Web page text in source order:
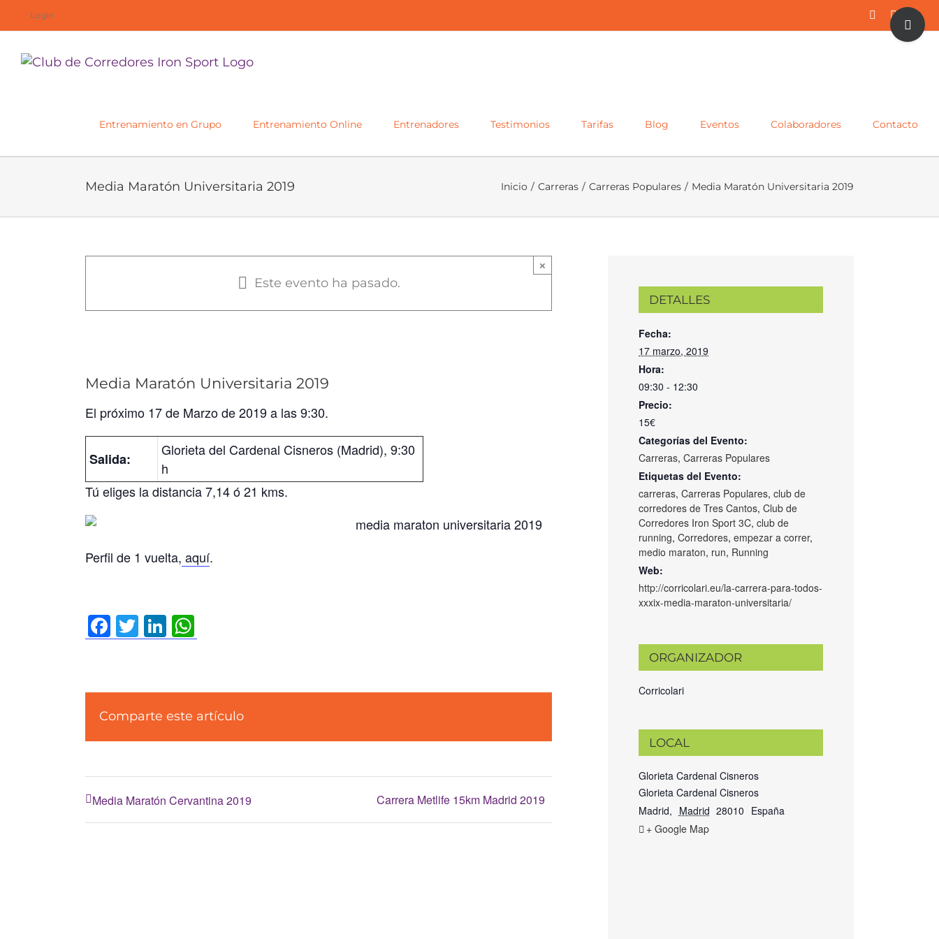
Saltar
al
Login Facebook
Twitter
Entrenamiento en Grupo Entrenamiento Online Entrenadores Testimonios Tarifas Blog Eventos Colaboradores Contacto
Media Maratón Universitaria 2019 Inicio / Carreras / Carreras Populares / Media Maratón Universitaria 2019
×
Este evento ha pasado.
17 marzo, 2019 @ 09:30- 12:30 | 15€
Media Maratón Universitaria 2019
El próximo 17 de Marzo de 2019 a las 9:30.
Salida:
Glorieta del Cardenal Cisneros (Madrid), 9:30
h
Tú eliges la distancia 7,14 ó 21 kms.
Perfil de 1 vuelta, aquí.
Facebook
TwitterLinkedIn
Comparte este artículo
Media Maratón Cervantina 2019 Carrera Metlife 15km Madrid 2019
DETALLES
Fecha:
17 marzo, 2019
Hora:
09:30 - 12:30
Precio:
15€
Categorías del Evento:
Carreras, Carreras Populares
Etiquetas del Evento:
carreras, Carreras Populares, club de
corredores de Tres Cantos, Club de
Corredores Iron Sport 3C, club de
running, Corredores, empezar a correr,
medio maraton, run, Running
Web:
http://corricolari.eu/la-carrera-para-todos-
xxxix-media-maraton-universitaria/
ORGANIZADOR
Corricolari
LOCAL
Glorieta Cardenal Cisneros
Glorieta Cardenal Cisneros
Madrid, Madrid 28010 España
+ Google Map
Toggle
Sliding